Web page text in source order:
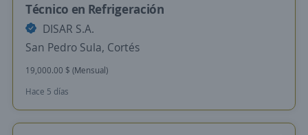
Técnico en Refrigeración
DISAR S.A.
San Pedro Sula, Cortés
19,000.00 $ (Mensual)
Hace 5 días